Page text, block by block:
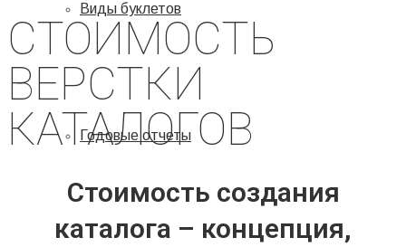
Виды буклетов
Годовые отчеты
СТОИМОСТЬ
ВЕРСТКИ
КАТАЛОГОВ
Стоимость создания
каталога – концепция,